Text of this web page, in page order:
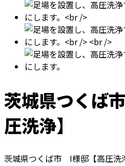
茨城県つくば
圧洗浄】
茨城県つくば市 I様邸【高圧洗